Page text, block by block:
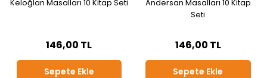
Keloğlan Masalları 10 Kitap Seti
146,00 TL
Sepete Ekle
Andersan Masalları 10 Kitap
Seti
146,00 TL
Sepete Ekle